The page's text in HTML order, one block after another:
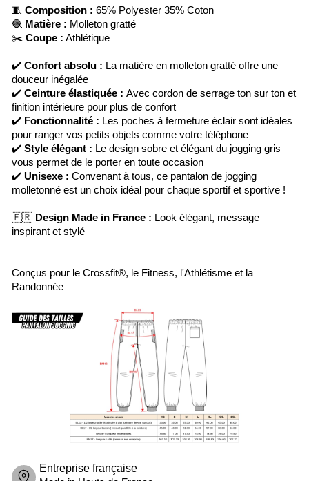
🧵 Composition : 65% Polyester 35% Coton
🧶 Matière : Molleton gratté
✂️Coupe : Athlétique
✔️ Confort absolu : La matière en molleton gratté offre une
douceur inégalée
✔️ Ceinture élastiquée : Avec cordon de serrage ton sur ton et
finition intérieure pour plus de confort
✔️ Fonctionnalité : Les poches à fermeture éclair sont idéales
pour ranger vos petits objets comme votre téléphone
✔️ Style élégant : Le design sobre et élégant du jogging gris
vous permet de le porter en toute occasion
✔️ Unisexe : Convenant à tous, ce pantalon de jogging
molletonné est un choix idéal pour chaque sportif et sportive !
🇫🇷 Design Made in France : Look élégant, message
inspirant et stylé
Conçus pour le Crossfit®, le Fitness, l'Athlétisme et la
Randonnée
Entreprise française